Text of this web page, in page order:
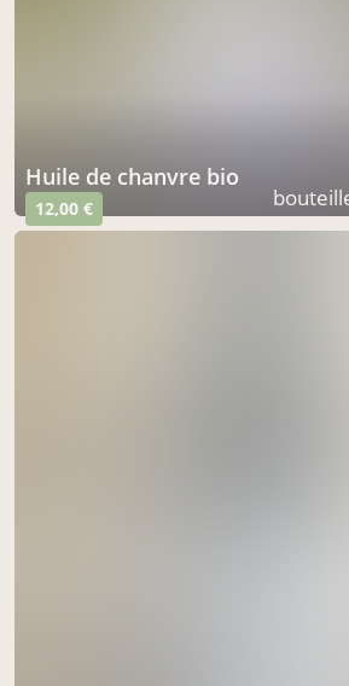
Huile de chanvre bio
12,00 €